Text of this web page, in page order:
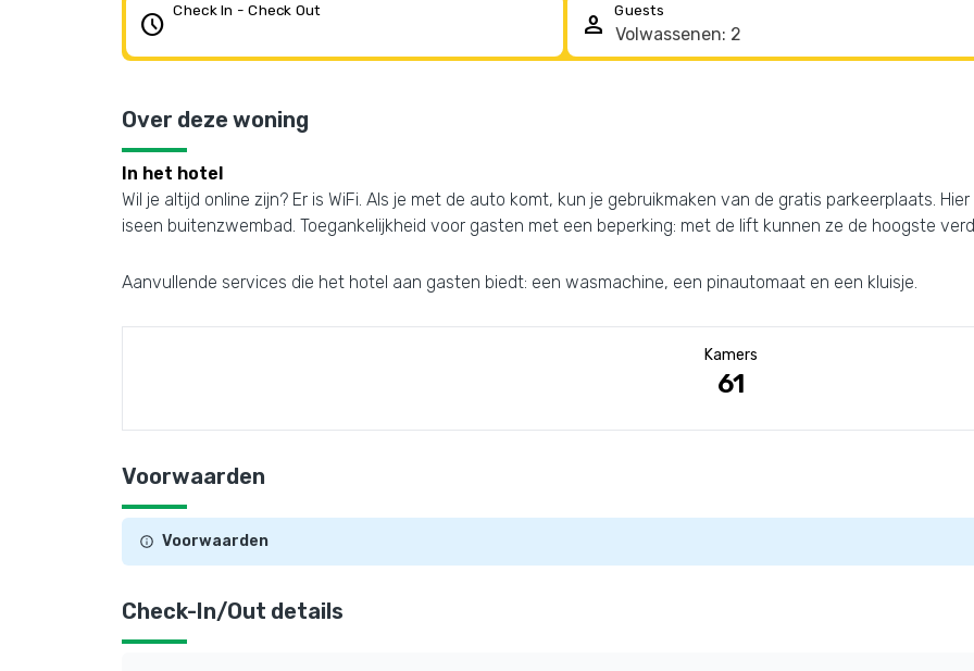
schedule Check In - Check Out person Guests
Over deze woning
In het hotel
Wil je altijd online zijn? Er is WiFi. Als je met de auto komt, kun je gebruikmaken van de gratis parkeerplaats.
iseen buitenzwembad. Toegankelijkheid voor gasten met een beperking: met de lift kunnen ze de hoogste
Aanvullende services die het hotel aan gasten biedt: een wasmachine, een pinautomaat en een kluisje.
Kamers
61
Voorwaarden
Voorwaarden
Check-In/Out details